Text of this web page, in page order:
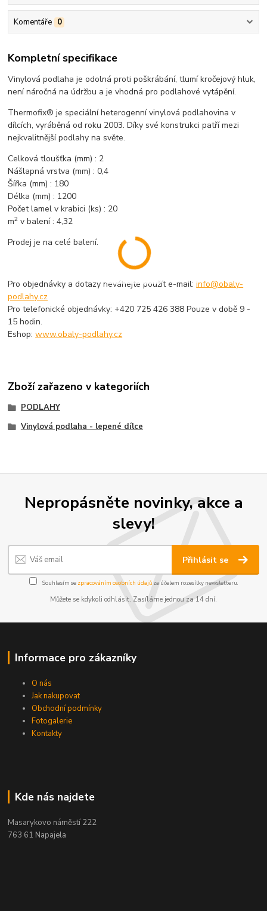
Komentáře 0
Kompletní specifikace
Vinylová podlaha je odolná proti poškrábání, tlumí kročejový hluk,
není náročná na údržbu a je vhodná pro podlahové vytápění.
Thermofix® je speciální heterogenní vinylová podlahovina v
dílcích, vyráběná od roku 2003. Díky své konstrukci patří mezi
nejkvalitnější podlahy na světe.
Celková tloušťka (mm) : 2
Nášlapná vrstva (mm) : 0,4
Šířka (mm) : 180
Délka (mm) : 1200
Počet lamel v krabici (ks) : 20
m2 v balení : 4,32
Prodej je na celé balení.
Pro objednávky a dotazy neváhejte použít e-mail:info@obaly-
podlahy.cz
Pro telefonické objednávky: +420 725 426 388 Pouze v době 9 -
15 hodin.
Eshop:www.obaly-podlahy.cz
Zboží zařazeno v kategoriích
PODLAHY
Vinylová podlaha - lepené dílce
Nepropásněte novinky, akce a
slevy!
Přihlásit se
Souhlasím se zpracováním osobních údajůza účelem rozesílky newsletteru.
Můžete se kdykoli odhlásit. Zasíláme jednou za 14 dní.
Informace pro zákazníky
O nás
Jak nakupovat
Obchodní podmínky
Fotogalerie
Kontakty
Kde nás najdete
Masarykovo náměstí 222
763 61 Napajela